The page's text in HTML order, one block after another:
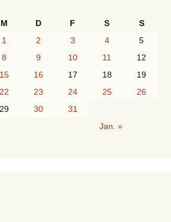
M D F S
S
1
2 3 4
5
8 9 10 11
12
15 16 17 18
19
22 23 24 25
26
29 30
31
Jan. »